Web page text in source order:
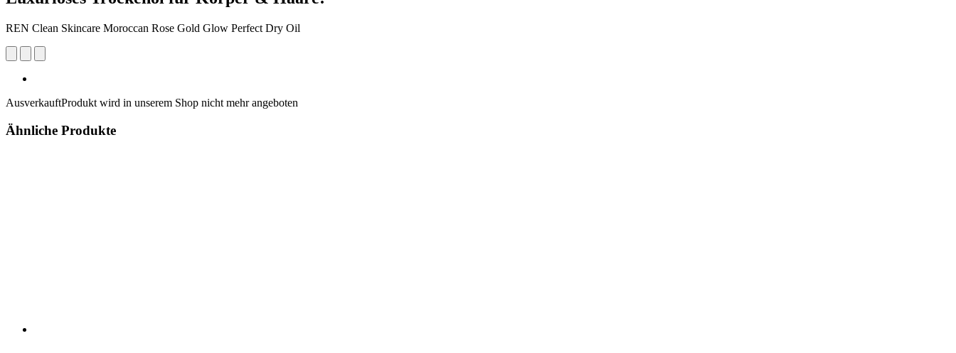
REN Clean Skincare Moroccan Rose Gold Glow Perfect Dry Oil
AusverkauftProdukt wird in unserem Shop nicht mehr angeboten
Ähnliche Produkte